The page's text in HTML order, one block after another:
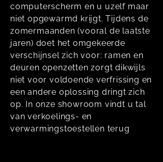
computerscherm en u uzelf maar
niet opgewarmd krijgt. Tijdens de
zomermaanden (vooral de laatste
jaren) doet het omgekeerde
verschijnsel zich voor: ramen en
deuren openzetten zorgt dikwijls
niet voor voldoende verfrissing en
een andere oplossing dringt zich
op. In onze showroom vindt u tal
van verkoelings- en
verwarmingstoestellen terug